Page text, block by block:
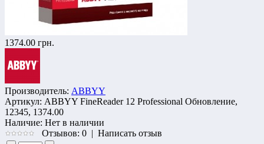
1374.00 грн.
Производитель: ABBYY
Артикул: ABBYY FineReader 12 Professional Обновление,
12345, 1374.00
Наличие: Нет в наличии
Отзывов: 0 | Написать отзыв